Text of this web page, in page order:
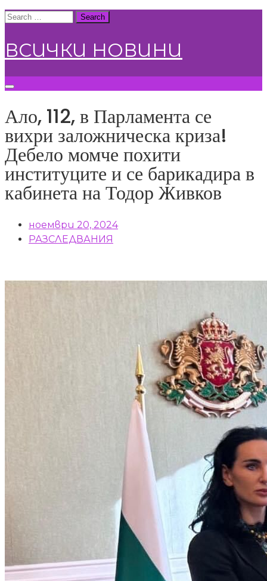
Skip
content
Search
ВСИЧКИ НОВИНИ
Ало, 112, в Парламента се
вихри заложническа криза!
Дебело момче похити
институците и се барикадира в
кабинета на Тодор Живков
ноември 20, 2024
РАЗСЛЕДВАНИЯ